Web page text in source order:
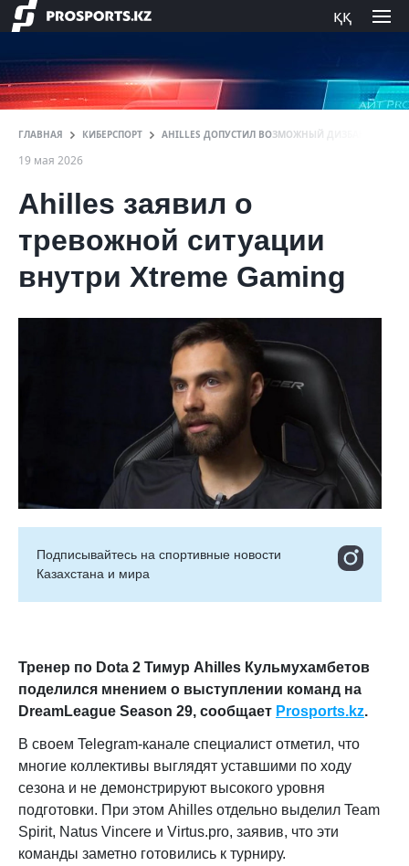
ққ
ГЛАВНАЯ КИБЕРСПОРТ AHILLES ДОПУСТИЛ ВОЗМОЖНЫЙ ДИЗБАНД
19 мая 2026
Ahilles заявил о
тревожной ситуации
внутри Xtreme Gaming
Подписывайтесь на cпортивные новости
Казахстана и мира
Тренер по Dota 2 Тимур Ahilles Кульмухамбетов
поделился мнением о выступлении команд на
DreamLeague Season 29, сообщает Prosports.kz.
В своем Telegram-канале специалист отметил, что
многие коллективы выглядят уставшими по ходу
сезона и не демонстрируют высокого уровня
подготовки. При этом Ahilles отдельно выделил Team
Spirit, Natus Vincere и Virtus.pro, заявив, что эти
команды заметно готовились к турниру.